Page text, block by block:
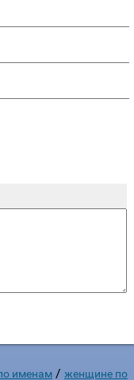
именам / женщине по